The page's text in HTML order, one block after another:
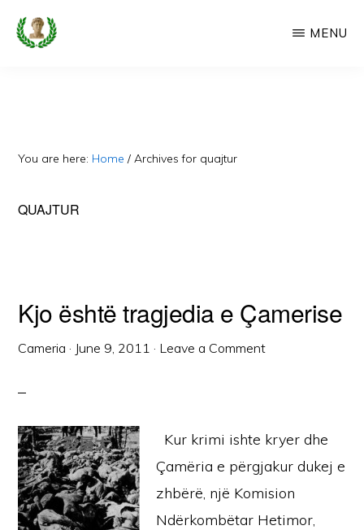
Skip
Faqe
Dedikuar
MENU
You are here: Home / Archives for quajtur
QUAJTUR
Kjo është tragjedia e Çamerise
Cameria · June 9, 2011 · Leave a Comment
Kur krimi ishte kryer dhe
Çamëria e përgjakur dukej e
zhbërë, një Komision
Ndërkombëtar Hetimor,